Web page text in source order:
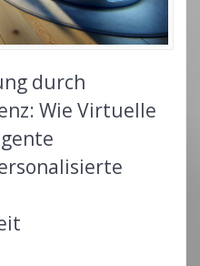
durch
Wie Virtuelle